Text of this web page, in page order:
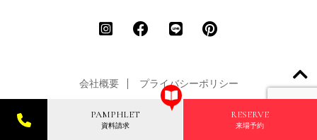
会社概要 プライバシーポリシー
PAMPHLET
資料請求
RESERVE
来場予約